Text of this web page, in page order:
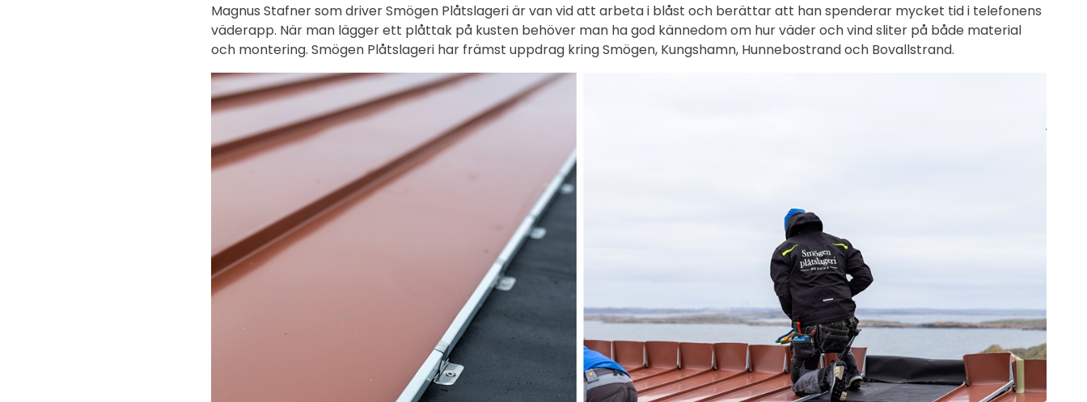
Magnus Stafner som driver Smögen Plåtslageri är van vid att arbeta i blåst och berättar att han spenderar mycket tid i telefonens
väderapp. När man lägger ett plåttak på kusten behöver man ha god kännedom om hur väder och vind sliter på både material
och montering. Smögen Plåtslageri har främst uppdrag kring Smögen, Kungshamn, Hunnebostrand och Bovallstrand.